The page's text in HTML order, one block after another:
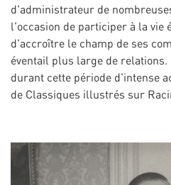
d'administrateur de
l'occasion de participer à la vie
d'accroître le champ de ses
éventail plus large de
durant cette période d'intense
de Classiques illustrés sur